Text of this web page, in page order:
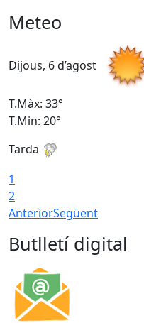
Meteo
Dijous, 6 d’agost
T.Màx: 33°
T.Min: 20°
Tarda
1
2
AnteriorSegüent
Butlletí digital